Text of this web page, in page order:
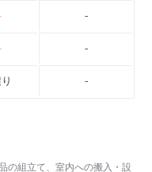
-
-
-
の組立て、室内への搬入・設